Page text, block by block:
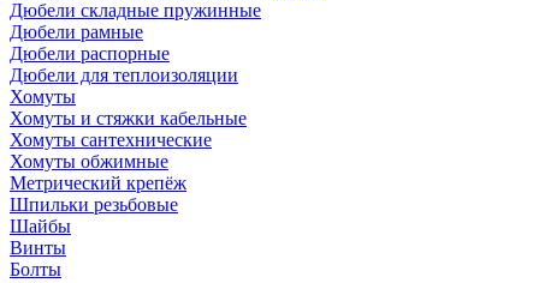
Дюбели складные пружинные
Дюбели рамные
Дюбели распорные
Дюбели для теплоизоляции
Хомуты
Хомуты и стяжки кабельные
Хомуты сантехнические
Хомуты обжимные
Метрический крепёж
Шпильки резьбовые
Шайбы
Винты
Болты